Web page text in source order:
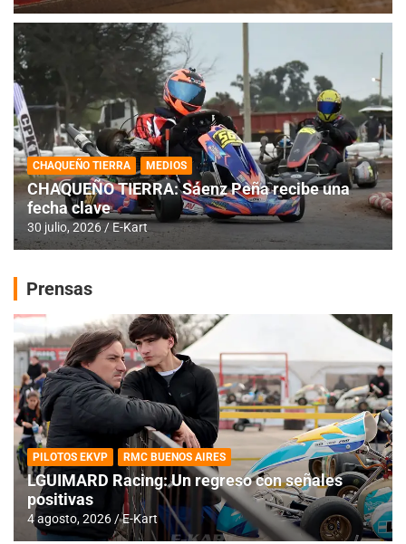
CHAQUEÑO TIERRA MEDIOS
CHAQUEÑO TIERRA: Sáenz Peña recibe una
fecha clave
30 julio, 2026 E-Kart
Prensas
PILOTOS EKVP RMC BUENOS AIRES
LGUIMARD Racing: Un regreso con señales
positivas
4 agosto, 2026 E-Kart